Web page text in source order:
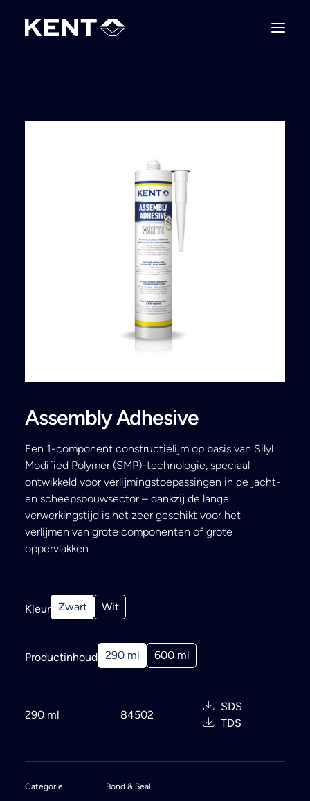
Assembly Adhesive
Een 1-component constructielijm op basis van Silyl
Modified Polymer (SMP)-technologie, speciaal
ontwikkeld voor verlijmingstoepassingen in de jacht-
en scheepsbouwsector – dankzij de lange
verwerkingstijd is het zeer geschikt voor het
verlijmen van grote componenten of grote
oppervlakken
Kleur Zwart Wit
Productinhoud 290 ml 600 ml
290 ml 84502
SDS
TDS
Categorie Bond & Seal